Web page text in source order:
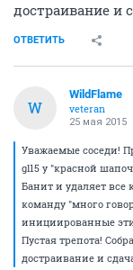
достраивание и
ОТВЕТИТЬ
W
WildFlame
veteran
25 мая 2015
Уважаемые соседи!
gl15 у "красной
Банит и удаляет все
команду "много
инициированные
Пустая трепота!
достраивание и